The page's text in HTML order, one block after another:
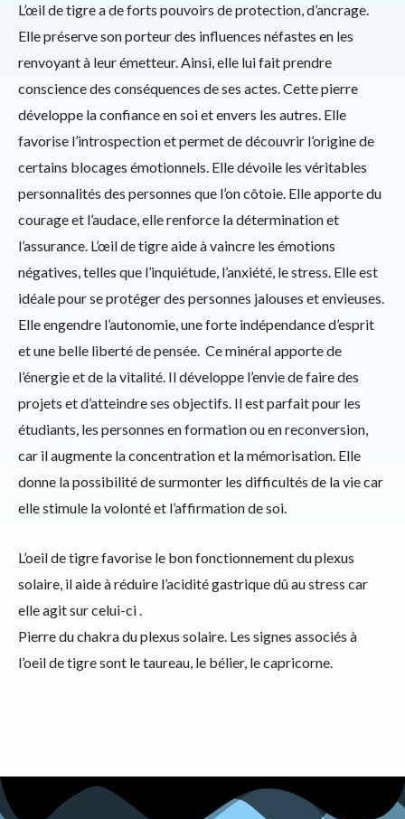
L’œil de tigre a de forts pouvoirs de protection, d’ancrage.
Elle préserve son porteur des influences néfastes en les
renvoyant à leur émetteur. Ainsi, elle lui fait prendre
conscience des conséquences de ses actes. Cette pierre
développe la confiance en soi et envers les autres. Elle
favorise l’introspection et permet de découvrir l’origine de
certains blocages émotionnels. Elle dévoile les véritables
personnalités des personnes que l’on côtoie. Elle apporte du
courage et l’audace, elle renforce la détermination et
l’assurance. L’œil de tigre aide à vaincre les émotions
négatives, telles que l’inquiétude, l’anxiété, le stress. Elle est
idéale pour se protéger des personnes jalouses et envieuses.
Elle engendre l’autonomie, une forte indépendance d’esprit
et une belle liberté de pensée. Ce minéral apporte de
l’énergie et de la vitalité. Il développe l’envie de faire des
projets et d’atteindre ses objectifs. Il est parfait pour les
étudiants, les personnes en formation ou en reconversion,
car il augmente la concentration et la mémorisation. Elle
donne la possibilité de surmonter les difficultés de la vie car
elle stimule la volonté et l’affirmation de soi.
L’oeil de tigre favorise le bon fonctionnement du plexus
solaire, il aide à réduire l’acidité gastrique dû au stress car
elle agit sur celui-ci .
Pierre du chakra du plexus solaire. Les signes associés à
l’oeil de tigre sont le taureau, le bélier, le capricorne.